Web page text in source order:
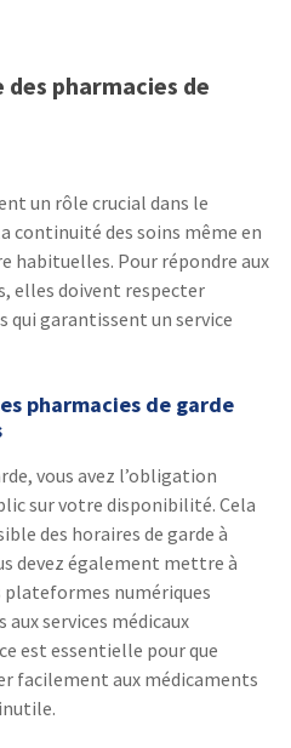
pharmacies de
un rôle crucial dans le
continuité des soins même en
habituelles. Pour répondre aux
elles doivent respecter
garantissent un service
pharmacies de garde
vous avez l’obligation
sur votre disponibilité. Cela
des horaires de garde à
devez également mettre à
numériques
services médicaux
est essentielle pour que
facilement aux médicaments